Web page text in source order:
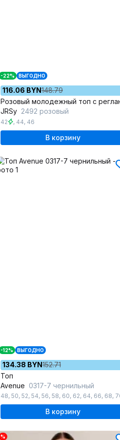
-22% ВЫГОДНО
116.06 BYN148.79
JRSy 2492 розовый
42 , 44, 46
В корзину
-12% ВЫГОДНО
134.38 BYN152.71
Топ
Avenue 0317-7 чернильный
48, 50, 52, 54, 56, 58, 60, 62, 64, 66, 68,
В корзину
%